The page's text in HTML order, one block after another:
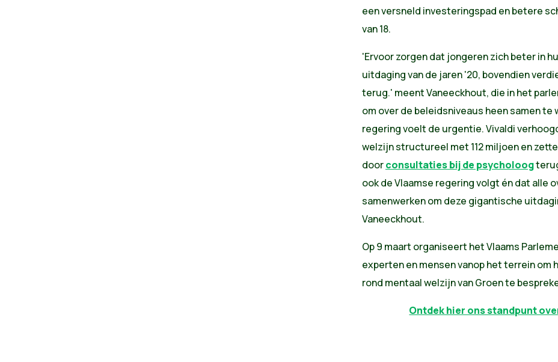
een versneld investeringspad en betere
van 18.
'Ervoor zorgen dat jongeren zich beter in
uitdaging van de jaren '20, bovendien
terug.' meent Vaneeckhout, die in het
om over de beleidsniveaus heen samen te
regering voelt de urgentie. Vivaldi
welzijn structureel met 112 miljoen en
doorconsultaties bij de psycholoog
ook de Vlaamse regering volgt én dat alle
samenwerken om deze gigantische
Vaneeckhout.
Op 9 maart organiseert het Vlaams
experten en mensen vanop het terrein om
rond mentaal welzijn van Groen te
Ontdek hier ons standpunt